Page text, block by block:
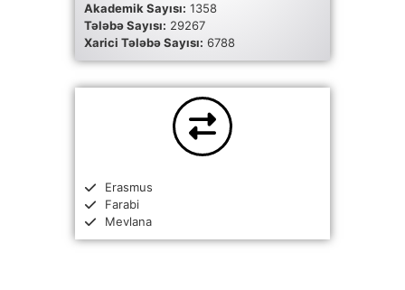
Akademik Sayısı: 1358
Tələbə Sayısı: 29267
Xarici Tələbə Sayısı: 6788
Erasmus
Farabi
Mevlana